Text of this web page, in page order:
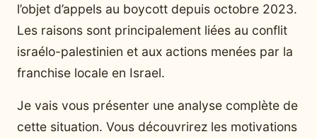
l’objet d’appels au boycott depuis octobre 2023.
Les raisons sont principalement liées au conflit
israélo-palestinien et aux actions menées par la
franchise locale en Israel.
Je vais vous présenter une analyse complète de
cette situation. Vous découvrirez les motivations